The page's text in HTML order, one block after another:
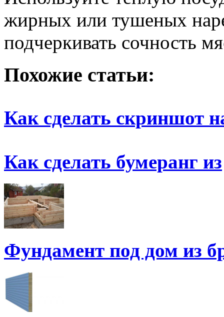
жирных или тушеных
подчеркивать сочность
Похожие статьи:
Как сделать скриншот
Как сделать бумеранг из
Фундамент под дом из